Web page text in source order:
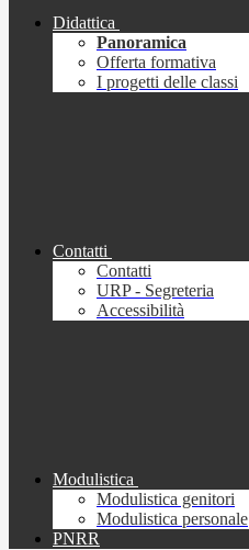
Didattica
Panoramica
Offerta formativa
I progetti delle classi
Contatti
Contatti
URP - Segreteria
Accessibilità
Modulistica
Modulistica genitori
Modulistica personale
PNRR